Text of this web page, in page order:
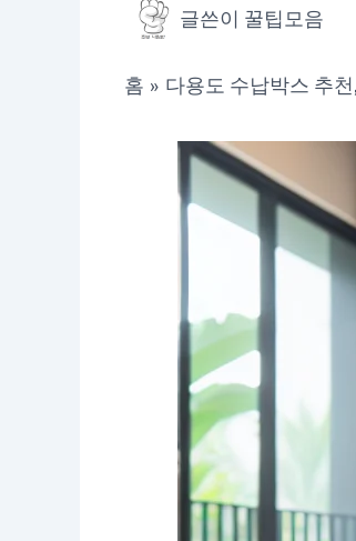
글쓴이 꿀팁모음
홈 다용도 수납박스 추